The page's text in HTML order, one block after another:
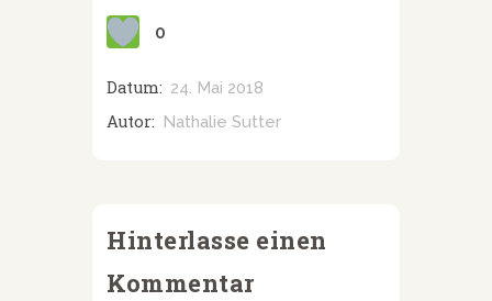
0
Datum: 24. Mai 2018
Autor: Nathalie Sutter
Hinterlasse einen
Kommentar